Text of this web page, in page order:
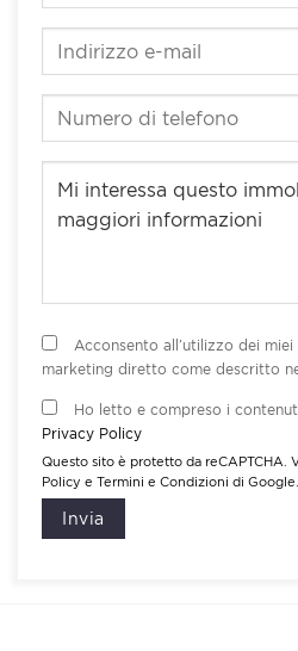
Acconsento all’utilizzo dei
marketing diretto come descritto
Ho letto e compreso i
Privacy Policy
Questo sito è protetto da reCAPTCHA.
Policy e Termini e Condizioni di Google.
Invia